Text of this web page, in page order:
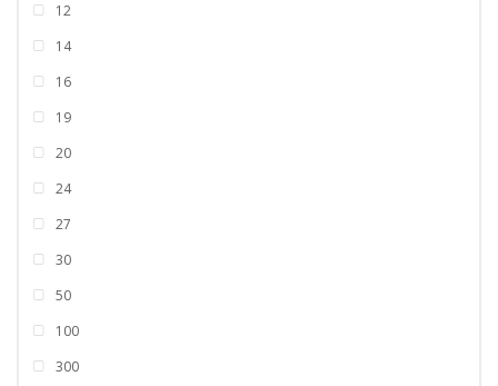
12
14
16
19
20
24
27
30
50
100
300